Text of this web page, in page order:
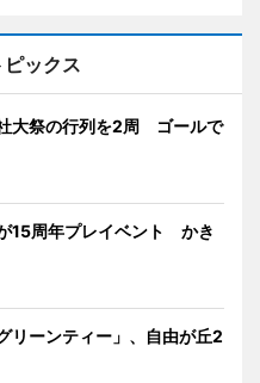
ックス
大祭の行列を2周 ゴールで
15周年プレイベント かき
リーンティー」、自由が丘2